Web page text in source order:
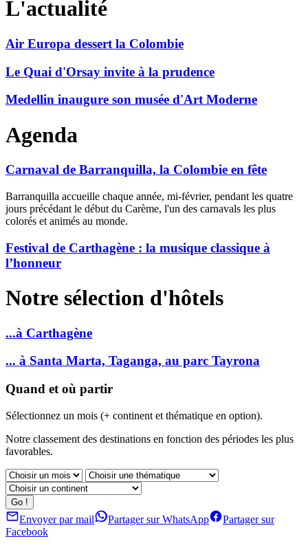
L'actualité
Air Europa dessert la Colombie
Le Quai d'Orsay invite à la prudence
Medellin inaugure son musée d'Art Moderne
Agenda
Carnaval de Barranquilla, la Colombie en fête
Barranquilla accueille chaque année, mi-février, pendant les quatre
jours précédant le début du Carème, l'un des carnavals les plus
colorés et animés au monde.
Festival de Carthagène : la musique classique à
l’honneur
Notre sélection d'hôtels
...à Carthagène
... à Santa Marta, Taganga, au parc Tayrona
Quand et où partir
Sélectionnez un mois (+ continent et thématique en option).
Notre classement des destinations en fonction des périodes les plus
favorables.
Envoyer par mail Partager sur WhatsApp
Partager sur
Facebook